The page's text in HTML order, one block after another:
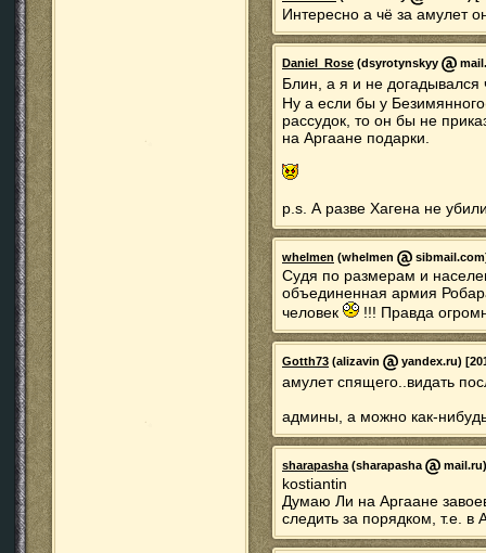
Интересно а чё за амулет
Daniel_Rose (dsyrotynskyy
Блин, а я и не
Ну а если бы у
рассудок, то он бы не
на Аргаане подарки.
p.s. А разве Хагена не
whelmen (whelmen
Судя по размерам и
объединенная армия
человек
!!! Правда
Gotth73 (alizavin yandex.ru)
амулет спящего..видать
админы, а можно как-
sharapasha(sharapasha
kostiantin
Думаю Ли на Аргаане
следить за порядком, т.е. в